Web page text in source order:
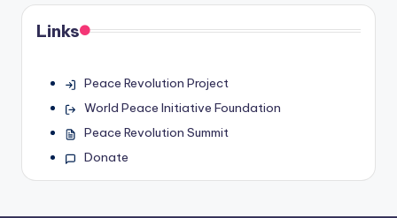
Links
Peace Revolution Project
World Peace Initiative Foundation
Peace Revolution Summit
Donate